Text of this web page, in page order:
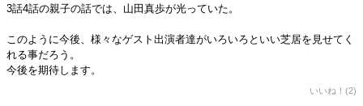
3話4話の親子の話では、山田真歩が光っていた。
このように今後、様々なゲスト出演者達がいろいろといい芝居を見せてく
れる事だろう。
今後を期待します。
いいね！(2)